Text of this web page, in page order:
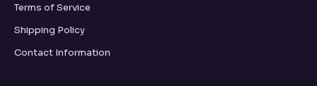
Terms of Service
Shipping Policy
Contact Information